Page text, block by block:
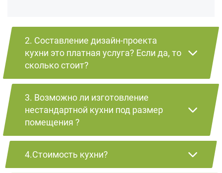
2. Составление дизайн-проекта
кухни это платная услуга? Если да, то
сколько стоит?
3. Возможно ли изготовление
нестандартной кухни под размер
помещения ?
4.Стоимость кухни?